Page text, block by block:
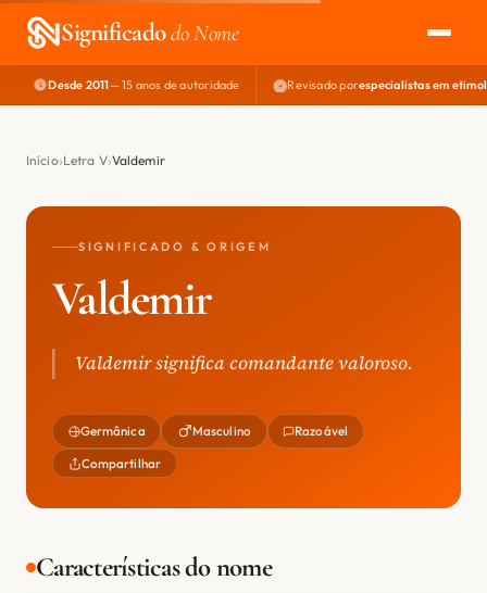
Significadodo Nome
EXPLORAR
NOME PERFEITO
Desde 2011— 15 anos de autoridade Revisado porespecialistas em
Início Letra V Valdemir
SIGNIFICADO & ORIGEM
Valdemir
Valdemir significa comandante valoroso.
Germânica Masculino Razoável
Compartilhar
Características do nome